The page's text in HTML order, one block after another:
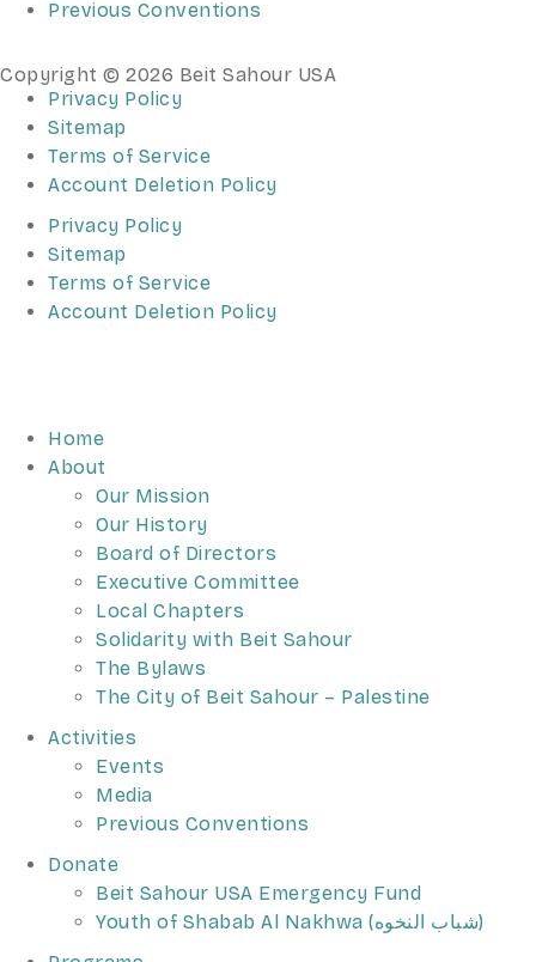
Previous Conventions
Copyright © 2026 Beit Sahour USA
Privacy Policy
Sitemap
Terms of Service
Account Deletion Policy
Privacy Policy
Sitemap
Terms of Service
Account Deletion Policy
Home
About
Our Mission
Our History
Board of Directors
Executive Committee
Local Chapters
Solidarity with Beit Sahour
The Bylaws
The City of Beit Sahour – Palestine
Activities
Events
Media
Previous Conventions
Donate
Beit Sahour USA Emergency Fund
Youth of Shabab Al Nakhwa (شباب النخوه)